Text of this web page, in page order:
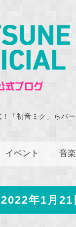
「初音ミク」らバ
イベント 音楽
2022年1月